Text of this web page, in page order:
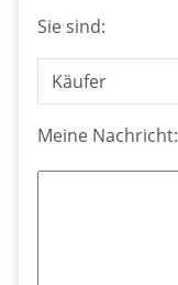
Sie sind:
Meine Nachricht: